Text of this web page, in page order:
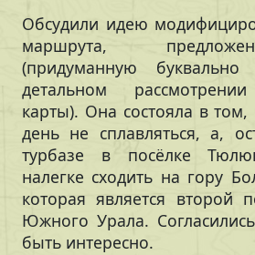
Обсудили идею
маршрута,
(придуманную
детальном
карты). Она состояла в
день не сплавляться, а,
турбазе в посёлке
налегке сходить на гору
которая является второй
Южного Урала.
быть интересно.